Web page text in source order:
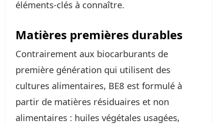
éléments-clés à connaître.
Matières premières durables
Contrairement aux biocarburants de
première génération qui utilisent des
cultures alimentaires, BE8 est formulé à
partir de matières résiduaires et non
alimentaires : huiles végétales usagées,